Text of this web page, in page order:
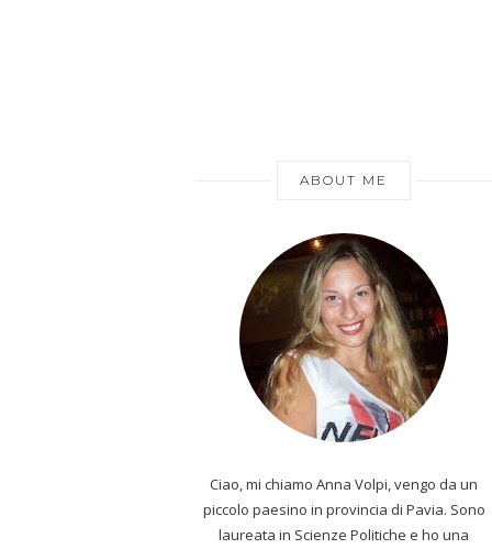
ABOUT ME
Ciao, mi chiamo Anna Volpi, vengo da un
piccolo paesino in provincia di Pavia. Sono
laureata in Scienze Politiche e ho una